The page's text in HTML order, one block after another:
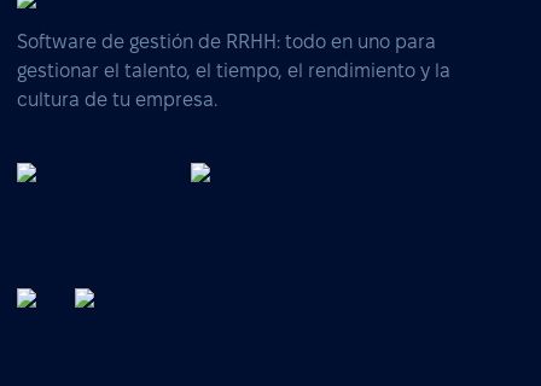
Software de gestión de RRHH: todo en uno para
gestionar el talento, el tiempo, el rendimiento y la
cultura de tu empresa.